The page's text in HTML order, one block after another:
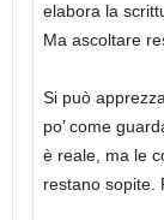
elabora la
Ma ascoltare
Si può
po’ come
è reale, ma le
restano sopite.